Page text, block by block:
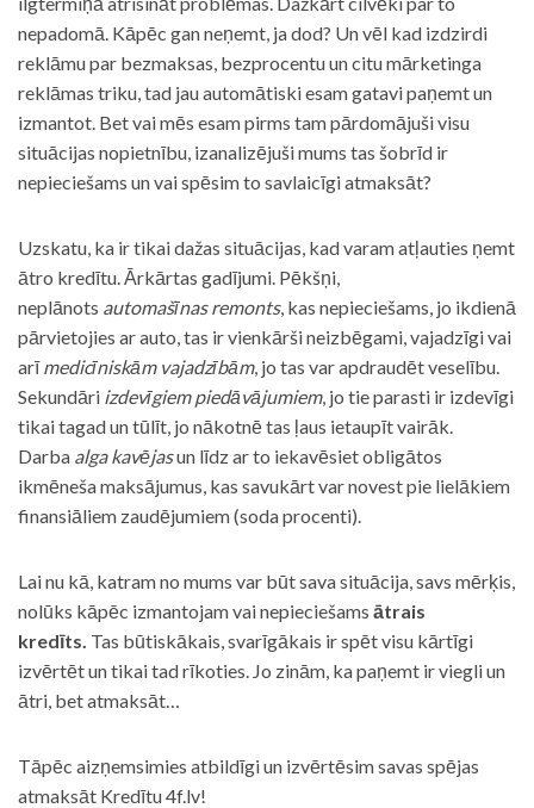
nepadomā. Kāpēc gan neņemt, ja dod? Un vēl kad izdzirdi
reklāmu par bezmaksas, bezprocentu un citu mārketinga
reklāmas triku, tad jau automātiski esam gatavi paņemt un
izmantot. Bet vai mēs esam pirms tam pārdomājuši visu
situācijas nopietnību, izanalizējuši mums tas šobrīd ir
nepieciešams un vai spēsim to savlaicīgi atmaksāt?
Uzskatu, ka ir tikai dažas situācijas, kad varam atļauties ņemt
ātro kredītu. Ārkārtas gadījumi. Pēkšņi,
neplānots automašīnas remonts, kas nepieciešams, jo ikdienā
pārvietojies ar auto, tas ir vienkārši neizbēgami, vajadzīgi vai
arīmedicīniskām vajadzībām, jo tas var apdraudēt veselību.
Sekundāri izdevīgiem piedāvājumiem, jo tie parasti ir izdevīgi
tikai tagad un tūlīt, jo nākotnē tas ļaus ietaupīt vairāk.
Darba alga kavējasun līdz ar to iekavēsiet obligātos
ikmēneša maksājumus, kas savukārt var novest pie lielākiem
finansiāliem zaudējumiem (soda procenti).
Lai nu kā, katram no mums var būt sava situācija, savs mērķis,
nolūks kāpēc izmantojam vai nepieciešams ātrais
kredīts. Tas būtiskākais, svarīgākais ir spēt visu kārtīgi
izvērtēt un tikai tad rīkoties. Jo zinām, ka paņemt ir viegli un
ātri, bet atmaksāt…
Tāpēc aizņemsimies atbildīgi un izvērtēsim savas spējas
atmaksāt Kredītu 4f.lv!